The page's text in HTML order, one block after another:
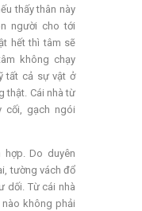
thấy thân này
người cho tới
hết thì tâm sẽ
không chạy
tất cả sự vật ở
thật. Cái nhà từ
cối, gạch ngói
hợp. Do duyên
tường vách đổ
dối. Từ cái nhà
không phải